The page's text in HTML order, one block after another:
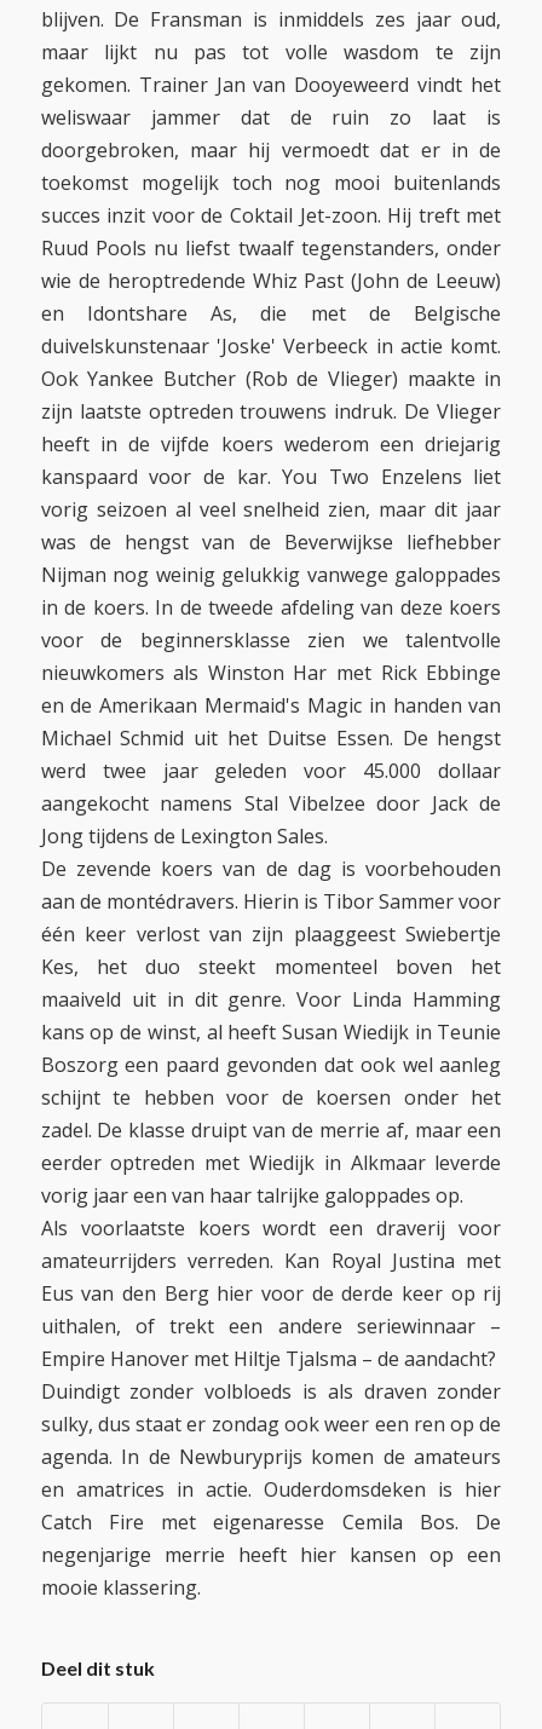
blijven. De Fransman is inmiddels zes jaar oud,
maar lijkt nu pas tot volle wasdom te zijn
gekomen. Trainer Jan van Dooyeweerd vindt het
weliswaar jammer dat de ruin zo laat is
doorgebroken, maar hij vermoedt dat er in de
toekomst mogelijk toch nog mooi buitenlands
succes inzit voor de Coktail Jet-zoon. Hij treft met
Ruud Pools nu liefst twaalf tegenstanders, onder
wie de heroptredende Whiz Past (John de Leeuw)
en Idontshare As, die met de Belgische
duivelskunstenaar 'Joske' Verbeeck in actie komt.
Ook Yankee Butcher (Rob de Vlieger) maakte in
zijn laatste optreden trouwens indruk. De Vlieger
heeft in de vijfde koers wederom een driejarig
kanspaard voor de kar. You Two Enzelens liet
vorig seizoen al veel snelheid zien, maar dit jaar
was de hengst van de Beverwijkse liefhebber
Nijman nog weinig gelukkig vanwege galoppades
in de koers. In de tweede afdeling van deze koers
voor de beginnersklasse zien we talentvolle
nieuwkomers als Winston Har met Rick Ebbinge
en de Amerikaan Mermaid's Magic in handen van
Michael Schmid uit het Duitse Essen. De hengst
werd twee jaar geleden voor 45.000 dollaar
aangekocht namens Stal Vibelzee door Jack de
Jong tijdens de Lexington Sales.
De zevende koers van de dag is voorbehouden
aan de montédravers. Hierin is Tibor Sammer voor
één keer verlost van zijn plaaggeest Swiebertje
Kes, het duo steekt momenteel boven het
maaiveld uit in dit genre. Voor Linda Hamming
kans op de winst, al heeft Susan Wiedijk in Teunie
Boszorg een paard gevonden dat ook wel aanleg
schijnt te hebben voor de koersen onder het
zadel. De klasse druipt van de merrie af, maar een
eerder optreden met Wiedijk in Alkmaar leverde
vorig jaar een van haar talrijke galoppades op.
Als voorlaatste koers wordt een draverij voor
amateurrijders verreden. Kan Royal Justina met
Eus van den Berg hier voor de derde keer op rij
uithalen, of trekt een andere seriewinnaar –
Empire Hanover met Hiltje Tjalsma – de aandacht?
Duindigt zonder volbloeds is als draven zonder
sulky, dus staat er zondag ook weer een ren op de
agenda. In de Newburyprijs komen de amateurs
en amatrices in actie. Ouderdomsdeken is hier
Catch Fire met eigenaresse Cemila Bos. De
negenjarige merrie heeft hier kansen op een
mooie klassering.
Deel dit stuk